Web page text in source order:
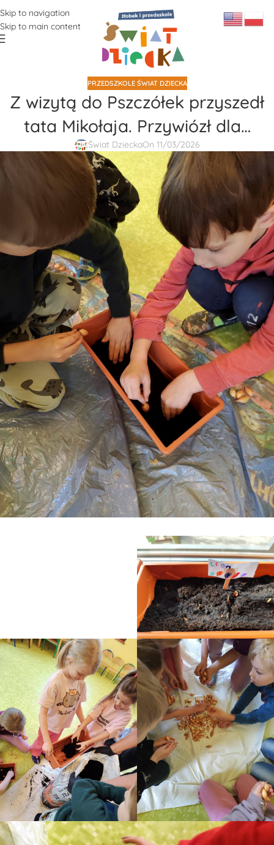
Skip to navigation
Skip to main content
PRZEDSZKOLE ŚWIAT DZIECKA
Z wizytą do Pszczółek przyszedł
tata Mikołaja. Przywiózł dla…
Świat DzieckaOn 11/03/2026